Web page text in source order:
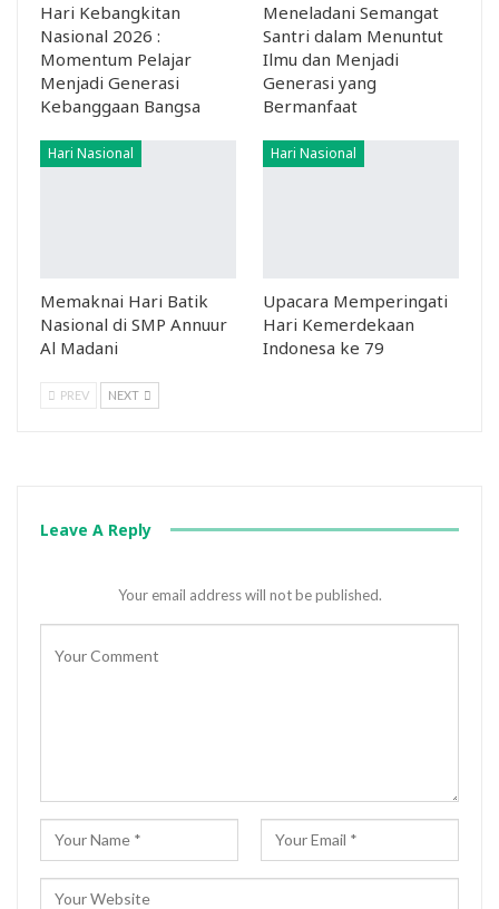
Hari Kebangkitan
Nasional 2026 :
Momentum Pelajar
Menjadi Generasi
Kebanggaan Bangsa
Meneladani Semangat
Santri dalam Menuntut
Ilmu dan Menjadi
Generasi yang
Bermanfaat
Hari Nasional
Memaknai Hari Batik
Nasional di SMP Annuur
Al Madani
Hari Nasional
Upacara Memperingati
Hari Kemerdekaan
Indonesa ke 79
PREV NEXT
Leave A Reply
Your email address will not be published.